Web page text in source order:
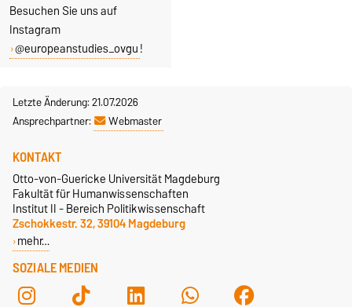
Besuchen Sie uns auf
Instagram
@europeanstudies_ovgu!
Letzte Änderung: 21.07.2026
Ansprechpartner:
Webmaster
SOZIALE MEDIEN
KONTAKT
Otto-von-Guericke Universität Magdeburg
Fakultät für Humanwissenschaften
Institut II - Bereich Politikwissenschaft
Zschokkestr. 32, 39104 Magdeburg
mehr…